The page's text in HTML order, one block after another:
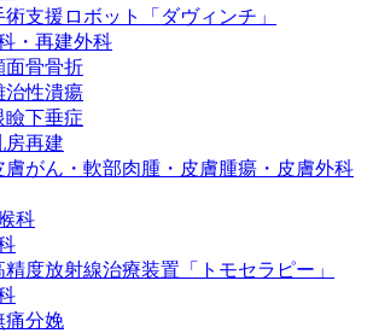
術支援ロボット「ダヴィンチ」
・再建外科
面骨骨折
治性潰瘍
瞼下垂症
房再建
膚がん・軟部肉腫・皮膚腫瘍・皮膚外科
科
精度放射線治療装置「トモセラピー」
痛分娩